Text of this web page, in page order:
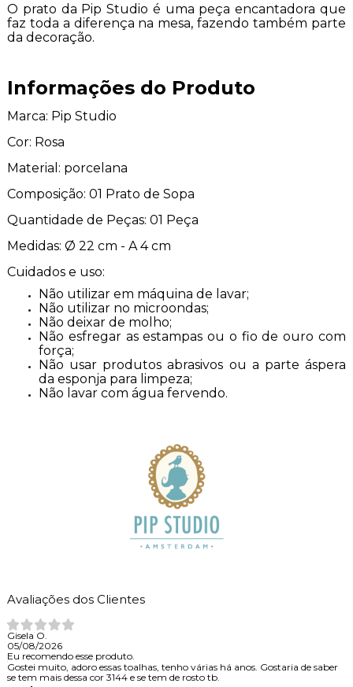
O prato da Pip Studio é uma peça encantadora que
faz toda a diferença na mesa, fazendo também parte
da decoração.
Informações do Produto
Marca: Pip Studio
Cor: Rosa
Material: porcelana
Composição: 01 Prato de Sopa
Quantidade de Peças: 01 Peça
Medidas: Ø 22 cm - A 4 cm
Cuidados e uso:
Não utilizar em máquina de lavar;
Não utilizar no microondas;
Não deixar de molho;
Não esfregar as estampas ou o fio de ouro com
força;
Não usar produtos abrasivos ou a parte áspera
da esponja para limpeza;
Não lavar com água fervendo.
Avaliações dos Clientes
Gisela O.
05/08/2026
Eu recomendo esse produto.
Gostei muito, adoro essas toalhas, tenho várias há anos. Gostaria de saber
se tem mais dessa cor 3144 e se tem de rosto tb.